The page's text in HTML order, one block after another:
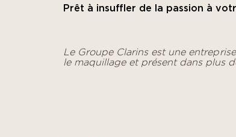
Prêt à insuffler de la passion à
Le Groupe Clarins est une
le maquillage et présent dans plus